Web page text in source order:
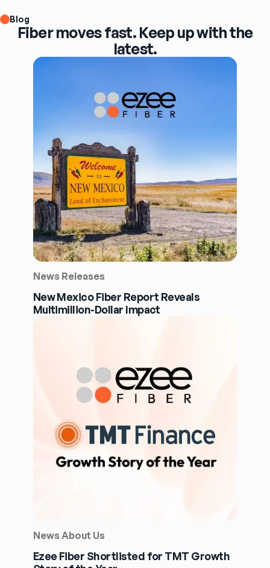
Blog
Fiber moves fast. Keep up with the
latest.
News Releases
New Mexico Fiber Report Reveals
Multimillion-Dollar Impact
News About Us
Ezee Fiber Shortlisted for TMT Growth